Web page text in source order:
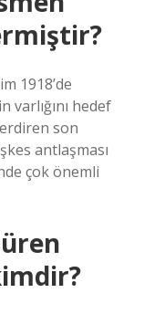
1918’de
varlığını hedef
son
antlaşması
çok önemli